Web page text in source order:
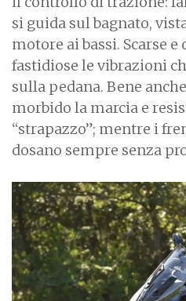
si guida sul bagnato,
motore ai bassi. Scarse
fastidiose le vibrazioni
sulla pedana. Bene
morbido la marcia e
“strapazzo”; mentre i
dosano sempre senza